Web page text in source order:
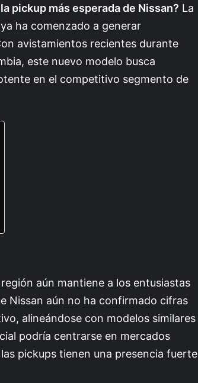
pickup más esperada de Nissan? La
ha comenzado a generar
avistamientos recientes durante
este nuevo modelo busca
en el competitivo segmento de
aún mantiene a los entusiastas
Nissan aún no ha confirmado cifras
alineándose con modelos similares
podría centrarse en mercados
pickups tienen una presencia fuerte